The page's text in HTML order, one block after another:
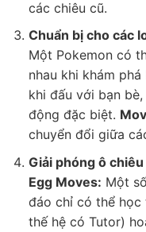
các chiêu cũ.
Chuẩn bị cho các
Một Pokemon có
nhau khi khám
khi đấu với bạn
động đặc biệt.
chuyển đổi giữa
Giải phóng ô
Egg Moves: Một
đáo chỉ có thể học
thế hệ có Tutor)